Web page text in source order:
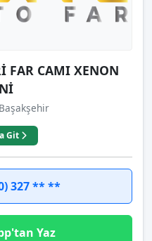
FAR CAMI XENON
Git
327 ** **
Yaz